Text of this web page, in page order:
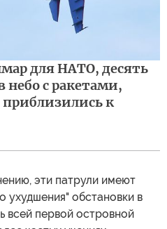
для НАТО, десять
небо с ракетами,
к
эти патрули имеют
ухудшения" обстановки в
всей первой островной